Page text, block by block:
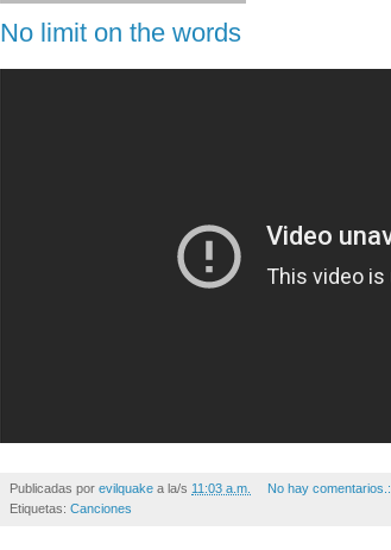
No limit on the words
Publicadas por evilquake a la/s 11:03 a.m.
No hay comentarios.:
Etiquetas: Canciones